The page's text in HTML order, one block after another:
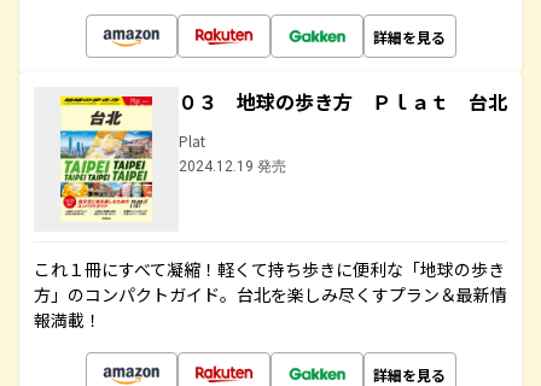
詳細を見る
０３ 地球の歩き方 Ｐｌａｔ 台北
Plat
2024.12.19 発売
これ１冊にすべて凝縮！軽くて持ち歩きに便利な「地球の歩き
方」のコンパクトガイド。台北を楽しみ尽くすプラン＆最新情
報満載！
詳細を見る